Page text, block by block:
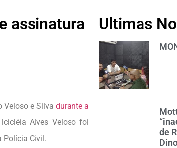
assinatura
Veloso e Silva durante a
Alves Veloso foi
Polícia Civil.
Ultimas
de
Dino